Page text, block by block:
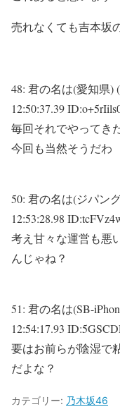
売れなくても吉本坂
48: 君の名は(愛知県)
12:50:37.39
毎回それでやってき
今回も当然そうだわ
50: 君の名は(ジパン
12:53:28.98
考え甘々な運営も悪
んじゃね？
51: 君の名は(SB-
12:54:17.93
要はお前らが陰湿で
だよな？
カテゴリー: 乃木坂46